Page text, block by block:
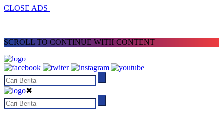
CLOSE ADS
SCROLL TO CONTINUE WITH CONTENT
✖